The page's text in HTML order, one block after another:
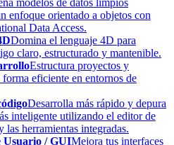
modelos de datos limpios
enfoque orientado a objetos con
Data Access.
Domina el lenguaje 4D para
claro, estructurado y mantenible.
Estructura proyectos y
eficiente en entornos de
Desarrolla más rápido y depura
inteligente utilizando el editor de
las herramientas integradas.
Usuario / GUIMejora tus interfaces